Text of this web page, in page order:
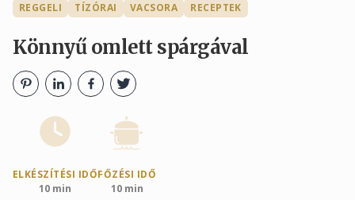
REGGELI TÍZÓRAI VACSORA RECEPTEK
Könnyű omlett spárgával
ELKÉSZÍTÉSI IDŐ
10 min
FŐZÉSI IDŐ
10 min